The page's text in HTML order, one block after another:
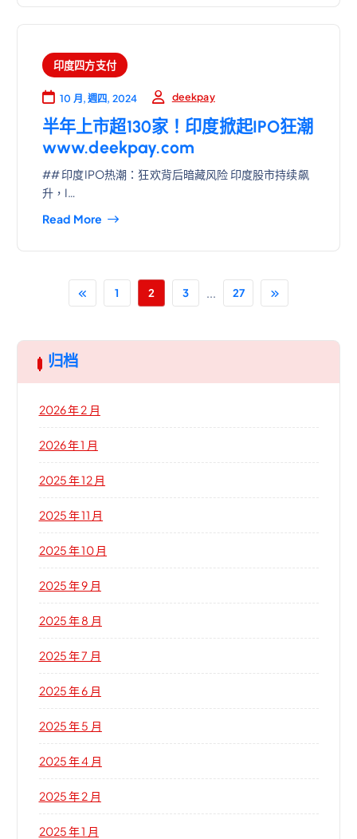
印度四方支付
10 月, 週四, 2024 deekpay
半年上市超130家！印度掀起IPO狂潮
www.deekpay.com
## 印度IPO热潮：狂欢背后暗藏风险 印度股市持续飙
升，I…
Read More
1 2 3 ... 27
归档
2026 年 2 月
2026 年 1 月
2025 年 12 月
2025 年 11 月
2025 年 10 月
2025 年 9 月
2025 年 8 月
2025 年 7 月
2025 年 6 月
2025 年 5 月
2025 年 4 月
2025 年 2 月
2025 年 1 月